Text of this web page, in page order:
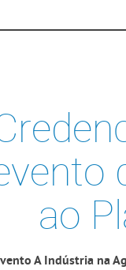
ao
A Indústria na